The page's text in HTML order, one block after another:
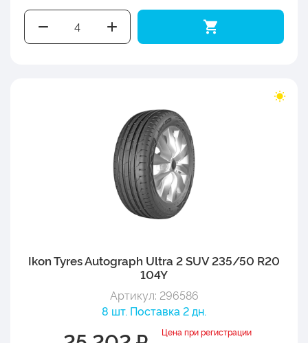
Ikon Tyres Autograph Ultra 2 SUV 235/50 R20
104Y
Артикул: 296586
8 шт. Поставка 2 дн.
Цена при регистрации